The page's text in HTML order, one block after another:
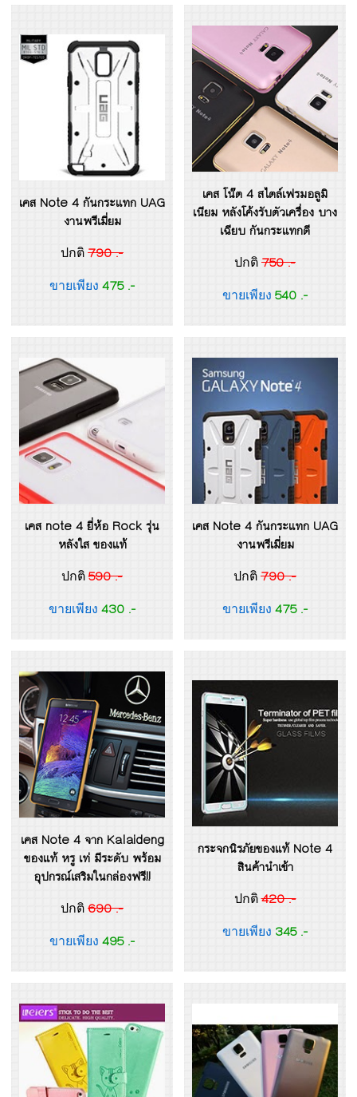
เคส Note 4 กันกระแทก UAG
งานพรีเมี่ยม
ปกติ 790 .-
ขายเพียง 475 .-
เคส โน๊ต 4 สไตล์เฟรมอลูมิ
เนียม หลังโค้งรับตัวเครื่อง บาง
เฉียบ กันกระแทกดี
ปกติ 750 .-
ขายเพียง 540 .-
เคส note 4 ยี่ห้อ Rock รุ่น
หลังใส ของแท้
ปกติ 590 .-
ขายเพียง 430 .-
เคส Note 4 กันกระแทก UAG
งานพรีเมี่ยม
ปกติ 790 .-
ขายเพียง 475 .-
เคส Note 4 จาก Kalaideng
ของแท้ หรู เท่ มีระดับ พร้อม
อุปกรณ์เสริมในกล่องฟรี!!
ปกติ 690 .-
ขายเพียง 495 .-
กระจกนิรภัยของแท้ Note 4
สินค้านำเข้า
ปกติ420 .-
ขายเพียง 345 .-